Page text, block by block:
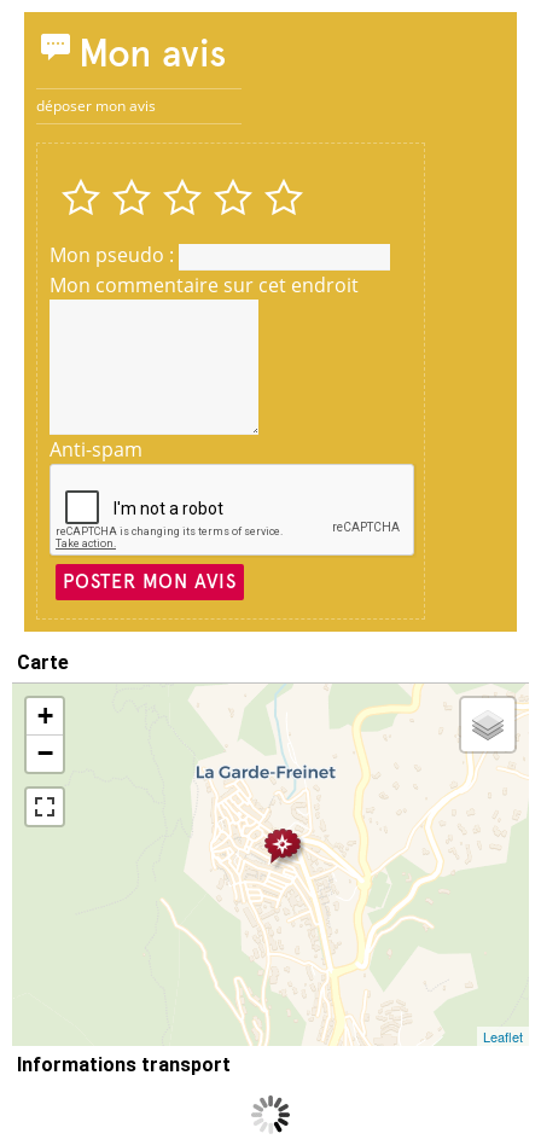
Mon avis
déposer mon avis
Mon pseudo :
Mon commentaire sur cet endroit
Anti-spam
POSTER MON AVIS
Carte
+
−
Leaflet
Informations transport